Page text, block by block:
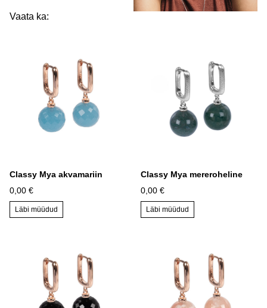
Vaata ka:
Classy Mya akvamariin
0,00 €
Läbi müüdud
Classy Mya mereroheline
0,00 €
Läbi müüdud